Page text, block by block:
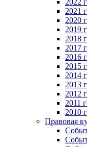
2022
2021
2020
2019
2018
2017
2016
2015
2014
2013
2012
2011
2010
Правовая